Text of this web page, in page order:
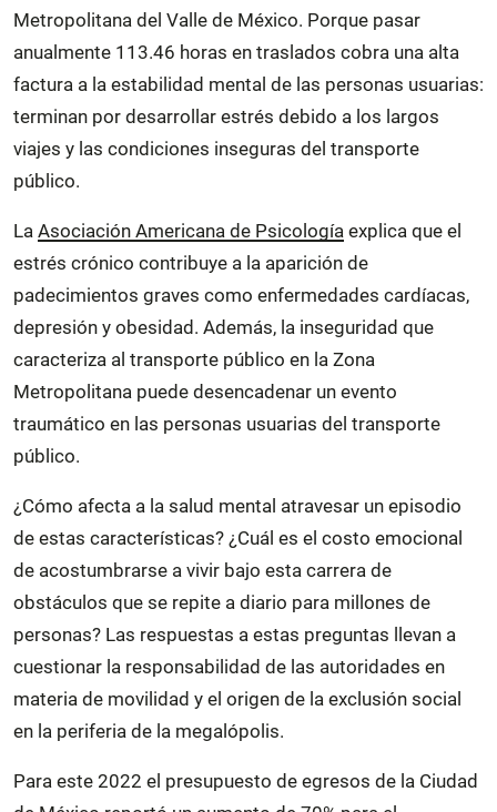
Metropolitana del Valle de México. Porque pasar
anualmente 113.46 horas en traslados cobra una alta
factura a la estabilidad mental de las personas usuarias:
terminan por desarrollar estrés debido a los largos
viajes y las condiciones inseguras del transporte
público.
La Asociación Americana de Psicología explica que el
estrés crónico contribuye a la aparición de
padecimientos graves como enfermedades cardíacas,
depresión y obesidad. Además, la inseguridad que
caracteriza al transporte público en la Zona
Metropolitana puede desencadenar un evento
traumático en las personas usuarias del transporte
público.
¿Cómo afecta a la salud mental atravesar un episodio
de estas características? ¿Cuál es el costo emocional
de acostumbrarse a vivir bajo esta carrera de
obstáculos que se repite a diario para millones de
personas? Las respuestas a estas preguntas llevan a
cuestionar la responsabilidad de las autoridades en
materia de movilidad y el origen de la exclusión social
en la periferia de la megalópolis.
Para este 2022 el presupuesto de egresos de la Ciudad